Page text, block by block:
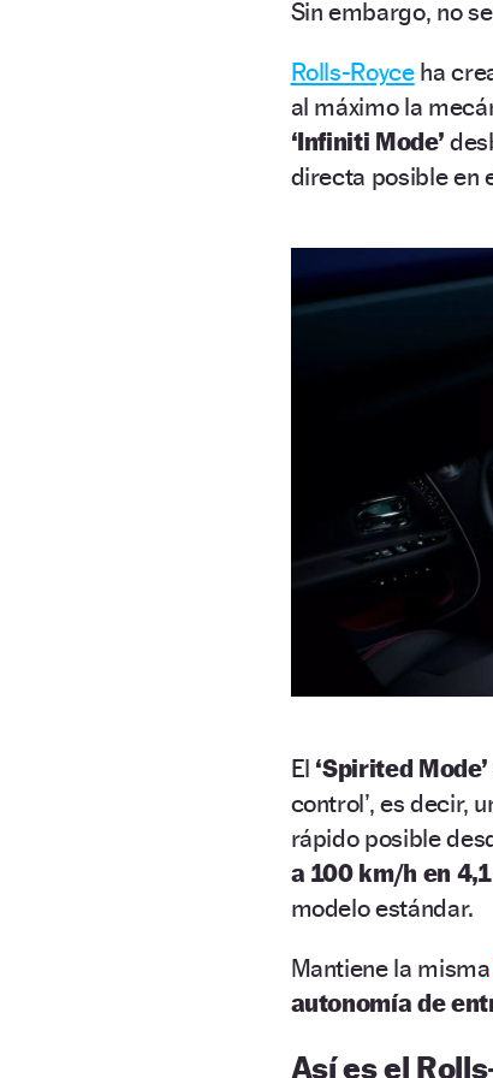
Sin embargo, no
Rolls-Royceha
al máximo la
‘Infiniti Mode’
directa posible en
El ‘Spirited Mode’
control’, es decir,
rápido posible
a 100 km/h en
modelo estándar.
Mantiene la misma
autonomía de
Así es el